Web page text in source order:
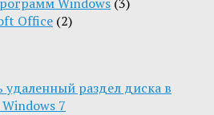
Office (2)
удаленный раздел диска в
7